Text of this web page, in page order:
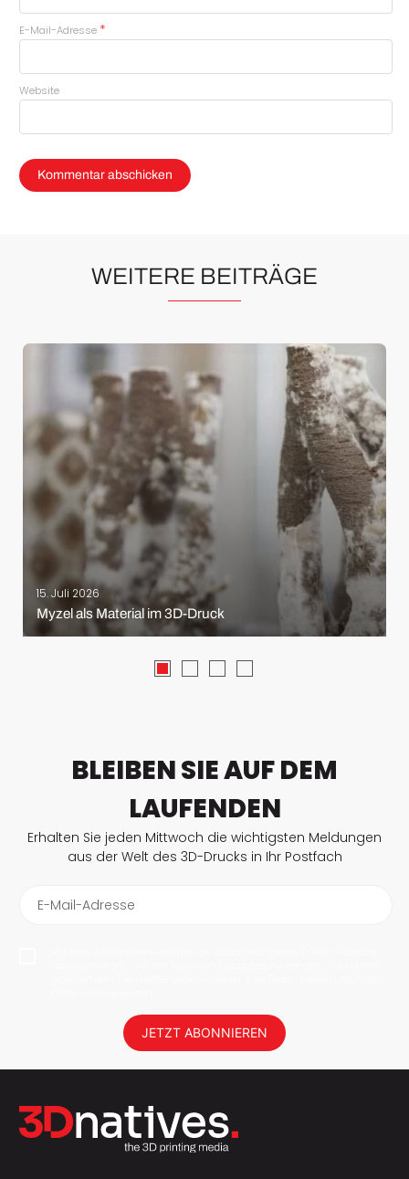
E-Mail-Adresse *
Website
WEITERE BEITRÄGE
15. Juli 2026
Myzel als Material im 3D-Druck
BLEIBEN SIE AUF DEM
LAUFENDEN
Erhalten Sie jeden Mittwoch die wichtigsten Meldungen
aus der Welt des 3D-Drucks in Ihr Postfach
E-Mail-Adresse
JETZT ABONNIEREN